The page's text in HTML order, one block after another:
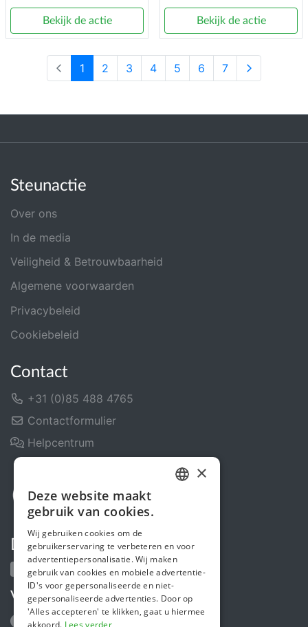
Bekijk de actie Bekijk de actie
1 2 3 4 5 6 7
Steunactie
Over ons
In de media
Veiligheid & Betrouwbaarheid
Algemene voorwaarden
Privacybeleid
Cookiebeleid
Contact
+31 (0)85 488 4765
Contactformulier
Helpcentrum
Deel ons
Volg ons
ENGLISH
×
Deze website maakt
gebruik van cookies.
Wij gebruiken cookies om de
gebruikerservaring te verbeteren en voor
advertentiepersonalisatie. Wij maken
gebruik van cookies en mobiele advertentie-
ID's voor gepersonaliseerde en niet-
gepersonaliseerde advertenties. Door op
'Alles accepteren' te klikken, gaat u hiermee
akkoord. Lees verder